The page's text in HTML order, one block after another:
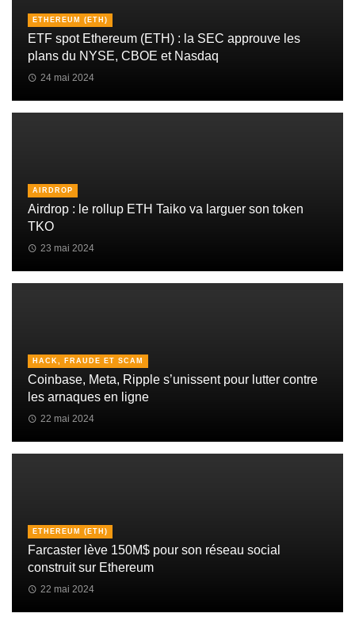
ETHEREUM (ETH)
ETF spot Ethereum (ETH) : la SEC approuve les
plans du NYSE, CBOE et Nasdaq
24 mai 2024
AIRDROP
Airdrop : le rollup ETH Taiko va larguer son token
TKO
23 mai 2024
HACK, FRAUDE ET SCAM
Coinbase, Meta, Ripple s’unissent pour lutter contre
les arnaques en ligne
22 mai 2024
ETHEREUM (ETH)
Farcaster lève 150M$ pour son réseau social
construit sur Ethereum
22 mai 2024